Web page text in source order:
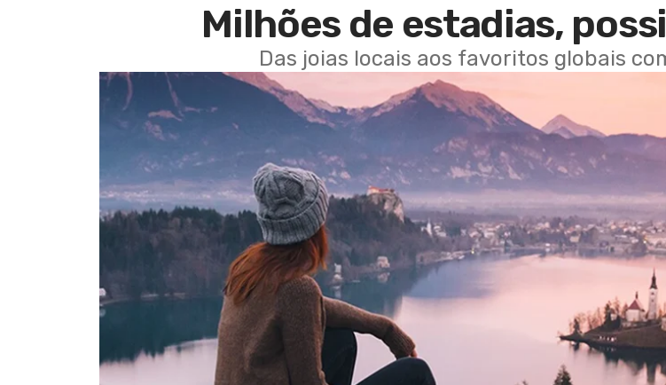
Milhões de estadias,
Das joias locais aos favoritos globais